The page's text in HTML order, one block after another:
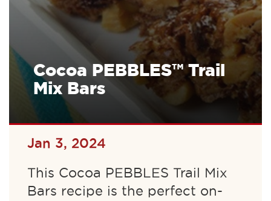
Cocoa PEBBLES™ Trail
Mix Bars
Jan 3, 2024
This Cocoa PEBBLES Trail Mix
Bars recipe is the perfect on-